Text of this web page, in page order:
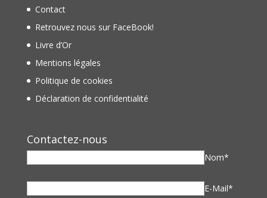
Contact
Retrouvez nous sur FaceBook!
Livre d’Or
Mentions légales
Politique de cookies
Déclaration de confidentialité
Contactez-nous
Nom*
E-Mail*